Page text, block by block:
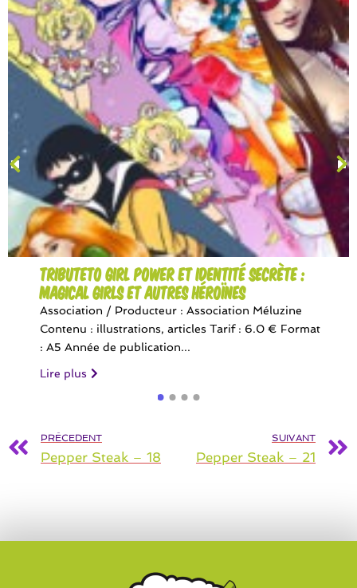
TributeTo Girl Power et Identité Secrète :
Magical Girls et autres héroïnes
Association / Producteur : Association Méluzine
Contenu : illustrations, articles Tarif : 6.0 € Format
: A5 Année de publication...
Lire plus
PRÉCEDENT
Pepper Steak – 18
SUIVANT
Pepper Steak – 21